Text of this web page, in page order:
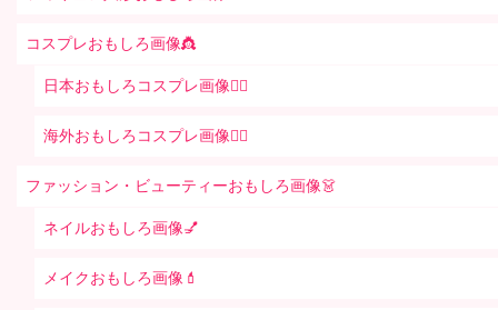
コスプレおもしろ画像👸
日本おもしろコスプレ画像🧝‍♀️
海外おもしろコスプレ画像🧝‍♂️
ファッション・ビューティーおもしろ画像👗
ネイルおもしろ画像💅
メイクおもしろ画像💄